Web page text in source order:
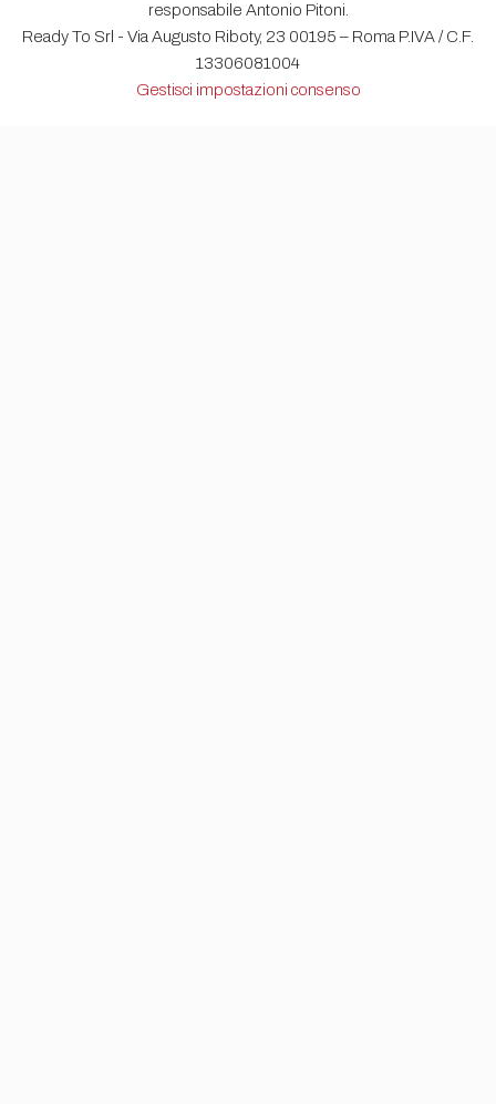
responsabile Antonio Pitoni.
Ready To Srl - Via Augusto Riboty, 23 00195 – Roma P.IVA / C.F.
13306081004
Gestisci impostazioni consenso